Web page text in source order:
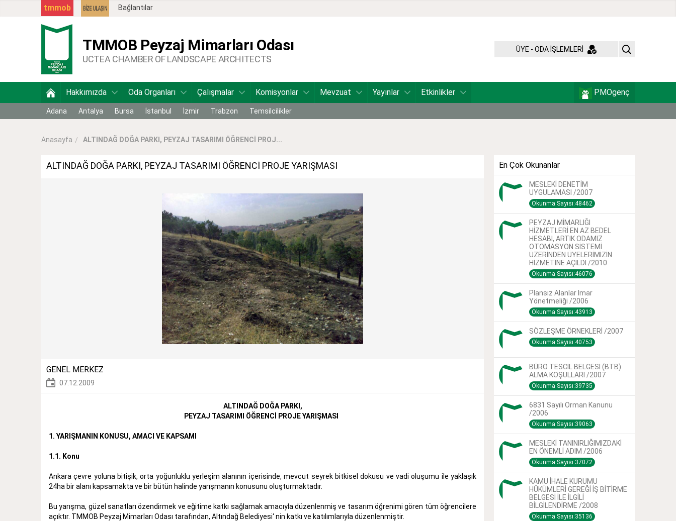
Bağlantılar
tmmob
TMMOB Peyzaj Mimarları Odası
UCTEA CHAMBER OF LANDSCAPE ARCHITECTS
ÜYE - ODA İŞLEMLERİ
Hakkımızda Oda Organları Çalışmalar Komisyonlar Mevzuat Yayınlar Etkinlikler PMOgenç
Adana Antalya Bursa İstanbul İzmir Trabzon Temsilcilikler
Anasayfa ALTINDAĞ DOĞA PARKI, PEYZAJ TASARIMI ÖĞRENCİ PROJ...
ALTINDAĞ DOĞA PARKI, PEYZAJ TASARIMI ÖĞRENCİ PROJE YARIŞMASI
GENEL MERKEZ
07.12.2009
ALTINDAĞ DOĞA PARKI,
PEYZAJ TASARIMI ÖĞRENCİ PROJE YARIŞMASI
1. YARIŞMANIN KONUSU, AMACI VE KAPSAMI
1.1. Konu
Ankara çevre yoluna bitişik, orta yoğunluklu yerleşim alanının içerisinde, mevcut seyrek bitkisel dokusu ve vadi oluşumu ile yaklaşık
24ha bir alanı kapsamakta ve bir bütün halinde yarışmanın konusunu oluşturmaktadır.
Bu yarışma, güzel sanatları özendirmek ve eğitime katkı sağlamak amacıyla düzenlenmiş ve tasarım öğrenimi gören tüm öğrencilere
açıktır. TMMOB Peyzaj Mimarları Odası tarafından, Altındağ Belediyesi‘ nin katkı ve katılımlarıyla düzenlenmiştir.
En Çok Okunanlar
MESLEKİ DENETİM
UYGULAMASI /2007
Okunma Sayısı:48462
PEYZAJ MİMARLIĞI
HİZMETLERİ EN AZ BEDEL
HESABI, ARTIK ODAMIZ
OTOMASYON SİSTEMİ
ÜZERİNDEN ÜYELERİMİZİN
HİZMETİNE AÇILDI /2010
Okunma Sayısı:46076
Plansız Alanlar Imar
Yönetmeliği /2006
Okunma Sayısı:43913
SÖZLEŞME ÖRNEKLERİ /2007
Okunma Sayısı:40753
BÜRO TESCİL BELGESİ (BTB)
ALMA KOŞULLARI /2007
Okunma Sayısı:39735
6831 Sayılı Orman Kanunu
/2006
Okunma Sayısı:39063
MESLEKİ TANINIRLIĞIMIZDAKİ
EN ÖNEMLİ ADIM /2006
Okunma Sayısı:37072
KAMU İHALE KURUMU
HÜKÜMLERİ GEREĞİ İŞ BİTİRME
BELGESİ İLE İLGİLİ
BİLGİLENDİRME /2008
Okunma Sayısı:35136